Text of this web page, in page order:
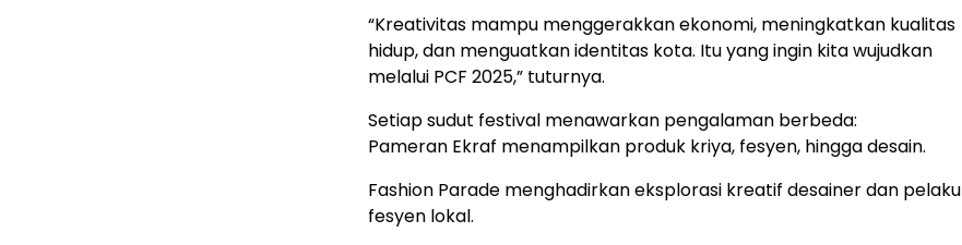
“Kreativitas mampu menggerakkan ekonomi, meningkatkan kualitas
hidup, dan menguatkan identitas kota. Itu yang ingin kita wujudkan
melalui PCF 2025,” tuturnya.
Setiap sudut festival menawarkan pengalaman berbeda:
Pameran Ekraf menampilkan produk kriya, fesyen, hingga desain.
Fashion Parade menghadirkan eksplorasi kreatif desainer dan pelaku
fesyen lokal.